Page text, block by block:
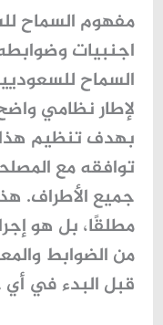
مفهوم السماح
اجنبيات
السماح
لإطار نظامي
بهدف تنظيم هذا
توافقه مع
جميع الأطراف.
مطلقًا، بل هو
من الضوابط
قبل البدء في